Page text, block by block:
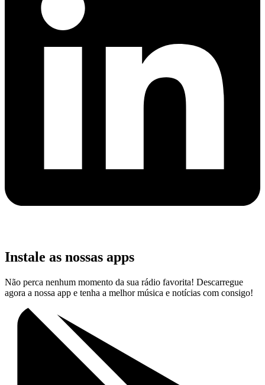
Instale as nossas apps
Não perca nenhum momento da sua rádio favorita! Descarregue
agora a nossa app e tenha a melhor música e notícias com consigo!